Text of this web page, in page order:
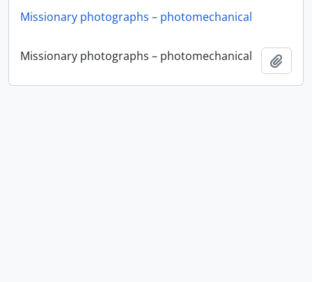
Missionary photographs – photomechanical
Missionary photographs – photomechanical